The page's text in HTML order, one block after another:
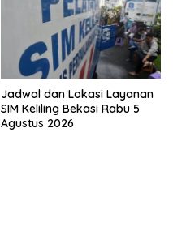
Jadwal dan Lokasi Layanan
SIM Keliling Bekasi Rabu 5
Agustus 2026